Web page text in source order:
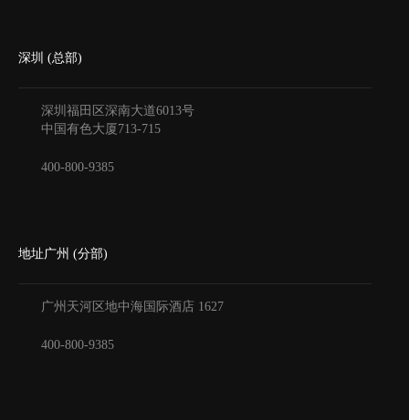
深圳 (总部)
深圳福田区深南大道6013号
中国有色大厦713-715
400-800-9385
地址广州 (分部)
广州天河区地中海国际酒店 1627
400-800-9385